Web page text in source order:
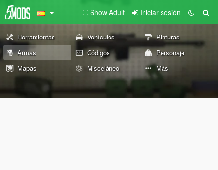
Show Adult Iniciar sesión
Herramientas Vehículos
Pinturas
Armas
Códigos
Personaje
Mapas
Misceláneo Más